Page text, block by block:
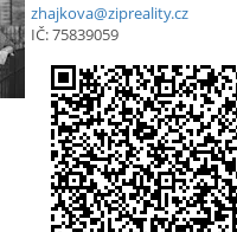
zhajkova@zipreality.cz
IČ: 75839059